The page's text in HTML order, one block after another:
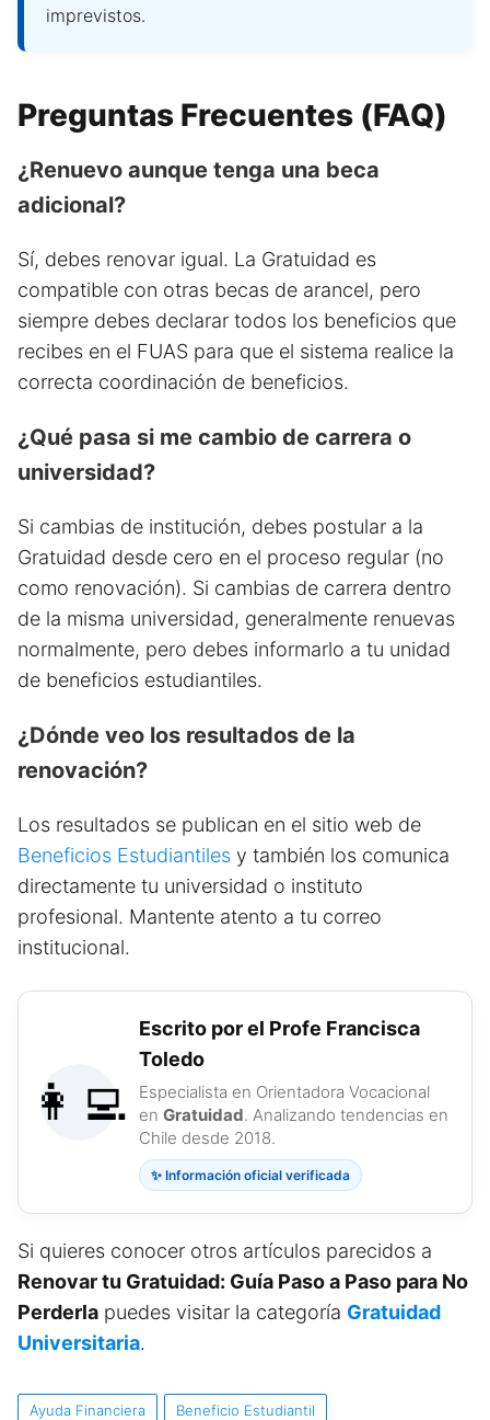
imprevistos.
Preguntas Frecuentes (FAQ)
¿Renuevo aunque tenga una beca
adicional?
Sí, debes renovar igual. La Gratuidad es
compatible con otras becas de arancel, pero
siempre debes declarar todos los beneficios que
recibes en el FUAS para que el sistema realice la
correcta coordinación de beneficios.
¿Qué pasa si me cambio de carrera o
universidad?
Si cambias de institución, debes postular a la
Gratuidad desde cero en el proceso regular (no
como renovación). Si cambias de carrera dentro
de la misma universidad, generalmente renuevas
normalmente, pero debes informarlo a tu unidad
de beneficios estudiantiles.
¿Dónde veo los resultados de la
renovación?
Los resultados se publican en el sitio web de
Beneficios Estudiantiles y también los comunica
directamente tu universidad o instituto
profesional. Mantente atento a tu correo
institucional.
👩‍💻
Escrito por el Profe Francisca
Toledo
Especialista en Orientadora Vocacional
en Gratuidad. Analizando tendencias en
Chile desde 2018.
✨ Información oficial verificada
Si quieres conocer otros artículos parecidos a
Renovar tu Gratuidad: Guía Paso a Paso para No
Perderla puedes visitar la categoría Gratuidad
Universitaria.
Ayuda Financiera Beneficio Estudiantil